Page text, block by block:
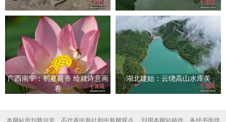
广西南宁：初夏荷香 绘就诗意画
卷
湖北建始：云绕高山水库美